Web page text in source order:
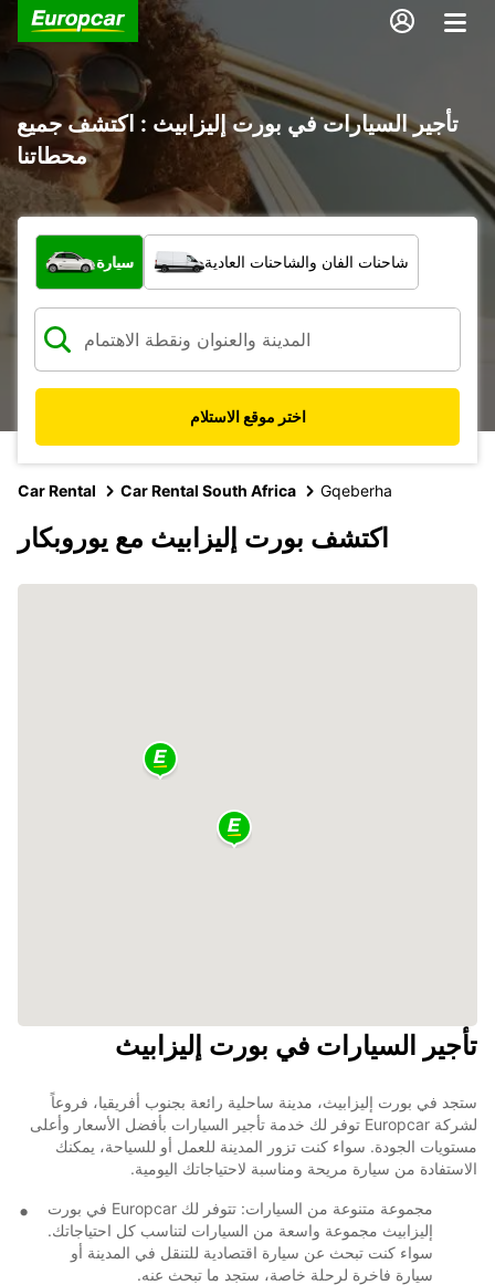
تأجير السيارات في بورت إليزابيث : اكتشف جميع
محطاتنا
ما نوع المركبة؟
سيارة شاحنات الفان والشاحنات العادية
اختر موقع الاستلام
Car Rental Car Rental South Africa Gqeberha
اكتشف بورت إليزابيث مع يوروبكار
تأجير السيارات في بورت إليزابيث
ستجد في بورت إليزابيث، مدينة ساحلية رائعة بجنوب أفريقيا، فروعاً
لشركة Europcar توفر لك خدمة تأجير السيارات بأفضل الأسعار وأعلى
مستويات الجودة. سواء كنت تزور المدينة للعمل أو للسياحة، يمكنك
الاستفادة من سيارة مريحة ومناسبة لاحتياجاتك اليومية.
مجموعة متنوعة من السيارات: تتوفر لك Europcar في بورت
إليزابيث مجموعة واسعة من السيارات لتناسب كل احتياجاتك.
سواء كنت تبحث عن سيارة اقتصادية للتنقل في المدينة أو
سيارة فاخرة لرحلة خاصة، ستجد ما تبحث عنه.